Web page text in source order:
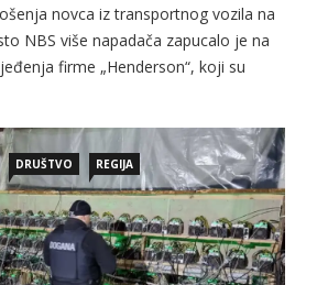
novca iz transportnog vozila na
NBS više napadača zapucalo je na
firme „Henderson“, koji su
DRUŠTVO REGIJA